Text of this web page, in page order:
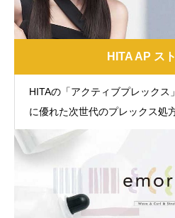
HAIR CARE
HITA AP ス
HITAの「アクティブプレックス
に優れた次世代のプレックス処
酸」と潤い成分「尿素」により
の構造を持つことで、 抜群のや
持機能を実現しました。